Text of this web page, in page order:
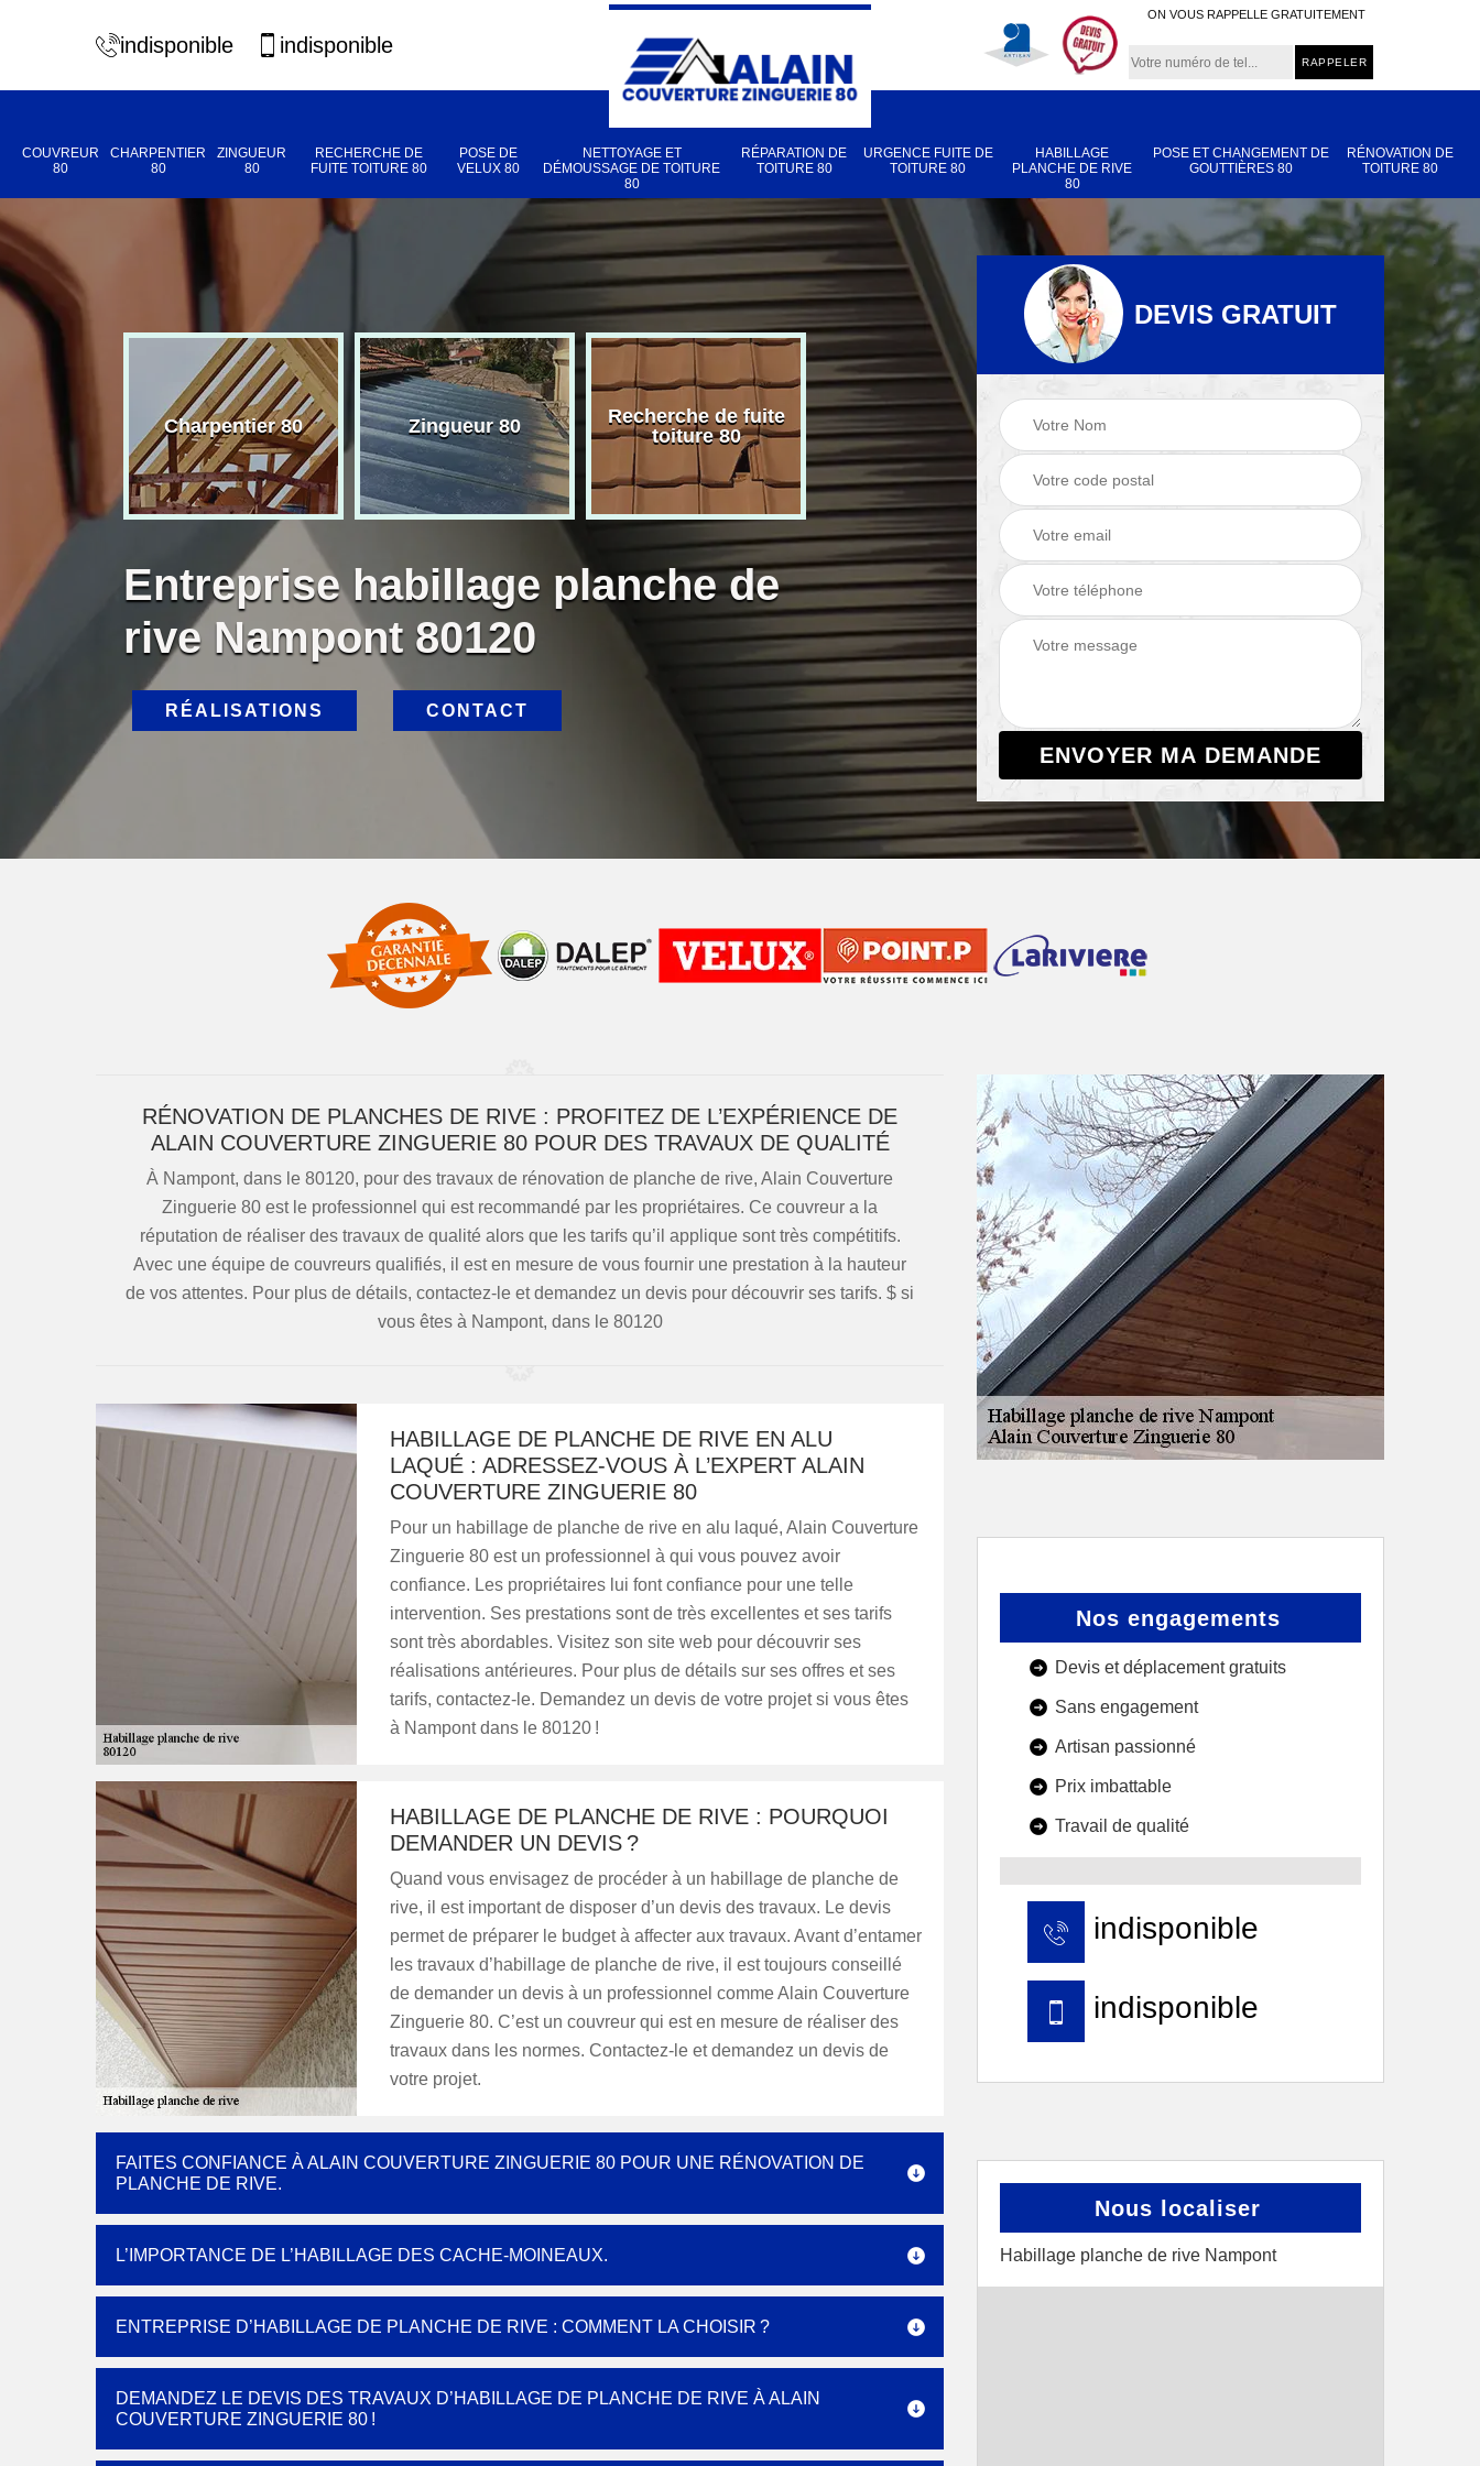
indisponible indisponible
ON VOUS RAPPELLE GRATUITEMENT
COUVREUR
80
CHARPENTIER
80
ZINGUEUR
80
RECHERCHE DE
FUITE TOITURE 80
POSE DE
VELUX 80
NETTOYAGE ET
DÉMOUSSAGE DE TOITURE
80
RÉPARATION DE
TOITURE 80
URGENCE FUITE DE
TOITURE 80
HABILLAGE
PLANCHE DE RIVE
80
POSE ET CHANGEMENT DE
GOUTTIÈRES 80
RÉNOVATION DE
TOITURE 80
80 Charpentier 80 Zingueur 80
Recherche de fuite
toiture 80
Pose de velux 80
Nettoyage et
démoussage de
toiture 80
Réparation de
toiture 80
Entreprise habillage planche de
rive Nampont 80120
RÉALISATIONS CONTACT
DEVIS GRATUIT
RÉNOVATION DE PLANCHES DE RIVE : PROFITEZ DE L’EXPÉRIENCE DE
ALAIN COUVERTURE ZINGUERIE 80 POUR DES TRAVAUX DE QUALITÉ
À Nampont, dans le 80120, pour des travaux de rénovation de planche de rive, Alain Couverture
Zinguerie 80 est le professionnel qui est recommandé par les propriétaires. Ce couvreur a la
réputation de réaliser des travaux de qualité alors que les tarifs qu’il applique sont très compétitifs.
Avec une équipe de couvreurs qualifiés, il est en mesure de vous fournir une prestation à la hauteur
de vos attentes. Pour plus de détails, contactez-le et demandez un devis pour découvrir ses tarifs. $ si
vous êtes à Nampont, dans le 80120
HABILLAGE DE PLANCHE DE RIVE EN ALU
LAQUÉ : ADRESSEZ-VOUS À L’EXPERT ALAIN
COUVERTURE ZINGUERIE 80
Pour un habillage de planche de rive en alu laqué, Alain Couverture
Zinguerie 80 est un professionnel à qui vous pouvez avoir
confiance. Les propriétaires lui font confiance pour une telle
intervention. Ses prestations sont de très excellentes et ses tarifs
sont très abordables. Visitez son site web pour découvrir ses
réalisations antérieures. Pour plus de détails sur ses offres et ses
tarifs, contactez-le. Demandez un devis de votre projet si vous êtes
à Nampont dans le 80120 !
HABILLAGE DE PLANCHE DE RIVE : POURQUOI
DEMANDER UN DEVIS ?
Quand vous envisagez de procéder à un habillage de planche de
rive, il est important de disposer d’un devis des travaux. Le devis
permet de préparer le budget à affecter aux travaux. Avant d’entamer
les travaux d’habillage de planche de rive, il est toujours conseillé
de demander un devis à un professionnel comme Alain Couverture
Zinguerie 80. C’est un couvreur qui est en mesure de réaliser des
travaux dans les normes. Contactez-le et demandez un devis de
votre projet.
FAITES CONFIANCE À ALAIN COUVERTURE ZINGUERIE 80 POUR UNE RÉNOVATION DE
PLANCHE DE RIVE.
L’IMPORTANCE DE L’HABILLAGE DES CACHE-MOINEAUX.
ENTREPRISE D’HABILLAGE DE PLANCHE DE RIVE : COMMENT LA CHOISIR ?
DEMANDEZ LE DEVIS DES TRAVAUX D’HABILLAGE DE PLANCHE DE RIVE À ALAIN
COUVERTURE ZINGUERIE 80 !
Nos engagements
Devis et déplacement gratuits
Sans engagement
Artisan passionné
Prix imbattable
Travail de qualité
indisponible
indisponible
Nous localiser
Habillage planche de rive Nampont